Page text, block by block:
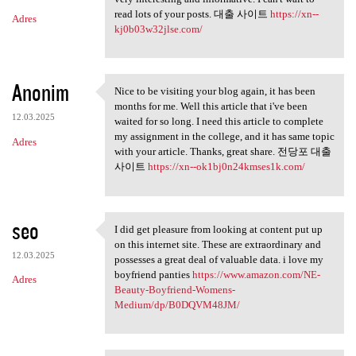
Adres
read lots of your posts. 대출 사이트 https://xn--
kj0b03w32jlse.com/
Anonim
12.03.2025
Adres
Nice to be visiting your blog
Nice to be visiting your blog again, it has been
months for me. Well this article that i've been
waited for so long. I need this article to complete
my assignment in the college, and it has same topic
with your article. Thanks, great share. 전당포 대출
사이트 https://xn--ok1bj0n24kmses1k.com/
seo
12.03.2025
Adres
I did get pleasure from
I did get pleasure from looking at content put up
on this internet site. These are extraordinary and
possesses a great deal of valuable data. i love my
boyfriend panties https://www.amazon.com/NE-
Beauty-Boyfriend-Womens-
Medium/dp/B0DQVM48JM/